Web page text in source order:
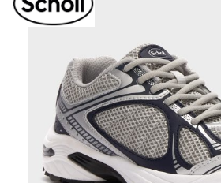
HAVANG 23, 27
Unisex
Vanntett fritidssko med
aktive dame og menn.